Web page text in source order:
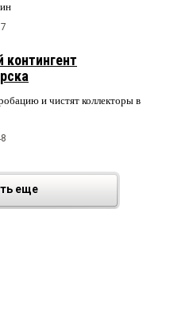
и чистят коллекторы в
еще